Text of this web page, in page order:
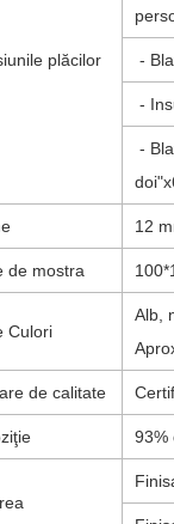
plăcilor -
-
-
12
de mostra
Culori
Alb,
de calitate
93%